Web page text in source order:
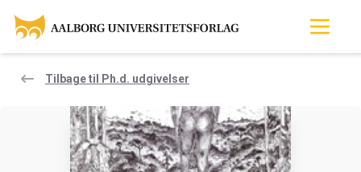
Tilbage til Ph.d. udgivelser